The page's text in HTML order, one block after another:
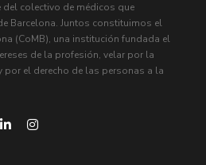
colectivo de médicos que
Barcelona. Juntos constituimos el
(CoMB), una institución fundada el
de la profesión, velar por la
por el derecho de las personas a la